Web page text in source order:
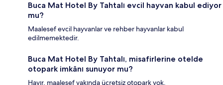
Buca Mat Hotel By Tahtalı evcil hayvan kabul ediyor
mu?
Maalesef evcil hayvanlar ve rehber hayvanlar kabul
edilmemektedir.
Buca Mat Hotel By Tahtalı, misafirlerine otelde
otopark imkânı sunuyor mu?
Hayır, maalesef yakında ücretsiz otopark yok.